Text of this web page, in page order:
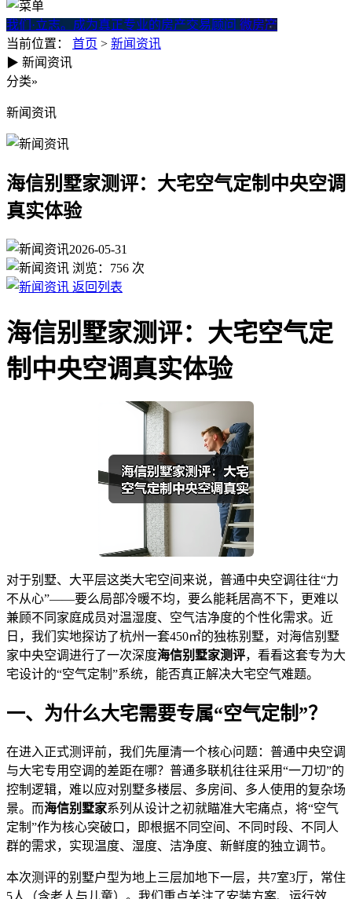
我们·立志。成为真正专业的房产交易顾问 微房产
当前位置： 首页 > 新闻资讯
海信别墅家测评：大宅空气定
▶ 新闻资讯
分类»
新闻资讯
海信别墅家测评：大宅空气定制中央空调
真实体验
2026-05-31
浏览： 756 次
返回列表
海信别墅家测评：大宅空气定
制中央空调真实体验
对于别墅、大平层这类大宅空间来说，普通中央空调往往“力
不从心”——要么局部冷暖不均，要么能耗居高不下，更难以
兼顾不同家庭成员对温湿度、空气洁净度的个性化需求。近
日，我们实地探访了杭州一套450㎡的独栋别墅，对海信别墅
家中央空调进行了一次深度海信别墅家测评，看看这套专为大
宅设计的“空气定制”系统，能否真正解决大宅空气难题。
一、为什么大宅需要专属“空气定制”？
在进入正式测评前，我们先厘清一个核心问题：普通中央空调
与大宅专用空调的差距在哪？普通多联机往往采用“一刀切”的
控制逻辑，难以应对别墅多楼层、多房间、多人使用的复杂场
景。而海信别墅家系列从设计之初就瞄准大宅痛点，将“空气
定制”作为核心突破口，即根据不同空间、不同时段、不同人
群的需求，实现温度、湿度、洁净度、新鲜度的独立调节。
本次测评的别墅户型为地上三层加地下一层，共7室3厅，常住
5人（含老人与儿童）。我们重点关注了安装方案、运行效